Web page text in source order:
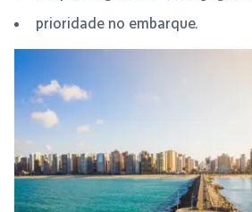
prioridade no embarque.